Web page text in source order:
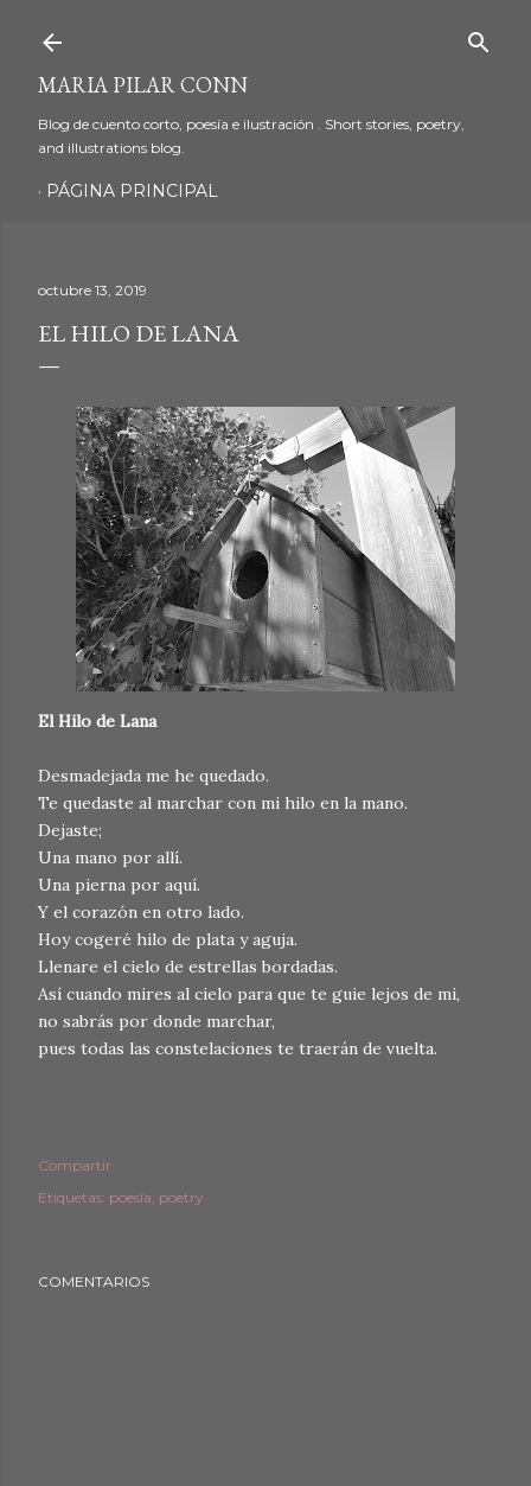
MARIA PILAR CONN
Blog de cuento corto, poesía e ilustración . Short stories, poetry,
and illustrations blog.
PÁGINA PRINCIPAL
octubre 13, 2019
EL HILO DE LANA
El Hilo de Lana
Desmadejada me he quedado.
Te quedaste al marchar con mi hilo en la mano.
Dejaste;
Una mano por allí.
Una pierna por aquí.
Y el corazón en otro lado.
Hoy cogeré hilo de plata y aguja.
Llenare el cielo de estrellas bordadas.
Así cuando mires al cielo para que te guie lejos de mi,
no sabrás por donde marchar,
pues todas las constelaciones te traerán de vuelta.
Compartir
Etiquetas: poesía poetry
COMENTARIOS